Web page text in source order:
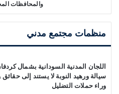
والمحافظات
منظمات مجتمع مدني
اللجان المدنية السودانية بشمال
سيالة ورهيد النوبة لا يستند إلى
وراء حملات التضليل